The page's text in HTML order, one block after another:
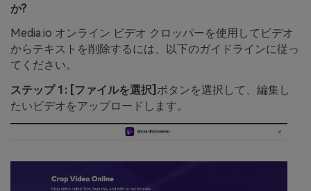
か?
Media.io オンライン ビデオ クロッパーを使用してビデオ
からテキストを削除するには、以下のガイドラインに従っ
てください。
ステップ 1: [ファイルを選択] ボタンを選択して、編集し
たいビデオをアップロードします。